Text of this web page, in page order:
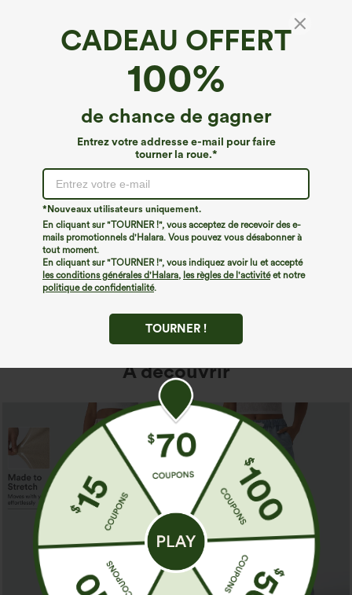
CADEAU OFFERT
100%
de chance de gagner
Entrez votre addresse e-mail pour faire
tourner la roue.*
*Nouveaux utilisateurs uniquement.
En cliquant sur "TOURNER !", vous acceptez de recevoir des e-
mails promotionnels d'Halara. Vous pouvez vous désabonner à
tout moment.
En cliquant sur "TOURNER !", vous indiquez avoir lu et accepté
les conditions générales d'Halara, les règles de l'activitéet notre
politique de confidentialité.
TOURNER !
Nous ne semblons pas pouvoir trouver la page que
vous recherchez.
Acheter plus
À découvrir